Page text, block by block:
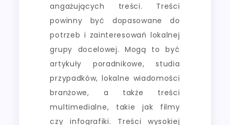
angażujących treści. Treści
powinny być dopasowane do
potrzeb i zainteresowań lokalnej
grupy docelowej. Mogą to być
artykuły poradnikowe, studia
przypadków, lokalne wiadomości
branżowe, a także treści
multimedialne, takie jak filmy
czy infografiki. Treści wysokiej